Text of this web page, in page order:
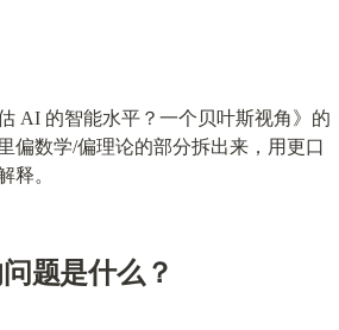
AI 的智能水平？一个贝叶斯视角》的
偏数学/偏理论的部分拆出来，用更口
释。
题是什么？